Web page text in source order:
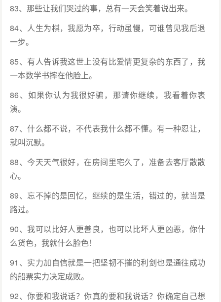
83、那些让我们哭过的事，总有一天会笑着说出来。
84、人生为棋，我愿为卒，行动虽慢，可谁曾见我后退
一步。
85、有人告诉我这世上没有比爱情更复杂的东西了，我
一本数学书摔在他脸上。
86、如果你认为我很好骗，那请你继续，我看着你表
演。
87、什么都不说，不代表我什么都不懂。有一种忍让，
就叫沉默。
88、今天天气很好，在房间里宅久了，准备去客厅散散
心。
89、忘不掉的是回忆，继续的是生活，错过的，就当是
路过。
90、我可以比好人更善良，也可以比坏人更凶恶，你什
么货色，我就什么脸色！
91、实力加自信就是一把坚韧不摧的利剑也是通往成功
的船票实力决定成败。
92、你要和我说话？你真的要和我说话？你确定自己想